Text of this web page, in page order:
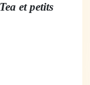
et petits